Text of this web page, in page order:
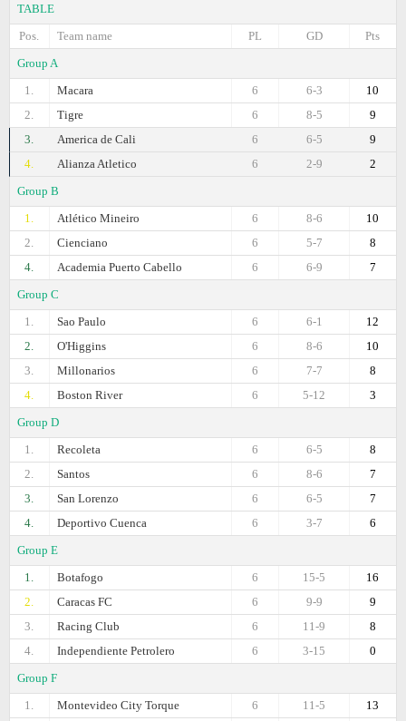
TABLE
Pos.
Team name Pts
GD
PL
Group A
1.
Macara 10
6-3
6
2.
Tigre 9
8-5
6
3.
America de Cali 9
6-5
6
4.
Alianza Atletico 2
2-9
6
Group B
1.
Atlético Mineiro 10
8-6
6
2.
Cienciano 8
5-7
6
4.
Academia Puerto Cabello 7
6-9
6
Group C
1.
Sao Paulo 12
6-1
6
2.
O'Higgins 10
8-6
6
3.
Millonarios 8
7-7
6
4.
Boston River 3
5-12
6
Group D
1.
Recoleta 8
6-5
6
2.
Santos 7
8-6
6
3.
San Lorenzo 7
6-5
6
4.
Deportivo Cuenca 6
3-7
6
Group E
1.
Botafogo 16
15-5
6
2.
Caracas FC 9
9-9
6
3.
Racing Club 8
11-9
6
4.
Independiente Petrolero 0
3-15
6
Group F
1.
Montevideo City Torque 13
11-5
6